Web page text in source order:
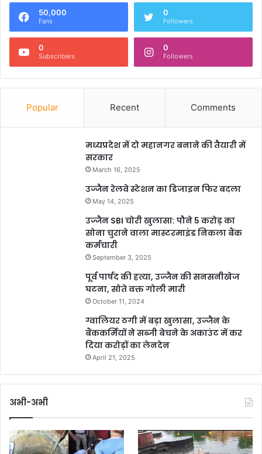
50,000
Fans
0
Followers
0
Subscribers
0
Followers
Popular Recent Comments
मध्यप्रदेश में दो महानगर बनाने की तैयारी में
सरकार
March 16, 2025
उज्जैन रेलवे स्टेशन का डिजाइन फिर बदला
May 14, 2025
उज्जैन SBI चोरी खुलासा: पौने 5 करोड़ का
सोना चुराने वाला मास्टरमाइंड निकला बैंक
कर्मचारी
September 3, 2025
पूर्व पार्षद की हत्या, उज्जैन की सनसनीखेज
घटना, सोते वक्त गोली मारी
October 11, 2024
ग्वालियर ठगी में बड़ा खुलासा, उज्जैन के
बैंककर्मियों ने सब्जी बेचने के अकाउंट में कर
दिया करोड़ों का लेनदेन
April 21, 2025
अभी-अभी